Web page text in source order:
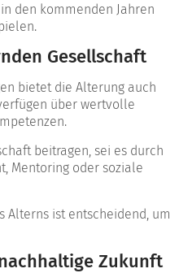
den kommenden Jahren
Gesellschaft
bietet die Alterung auch
über wertvolle
beitragen, sei es durch
Mentoring oder soziale
Alterns ist entscheidend, um
Zukunft